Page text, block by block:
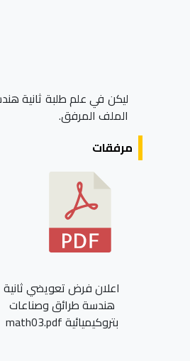
الملف المرفق.
مرفقات
اعلان فرض تعويضي ثانية
هندسة طرائق وصناعات
بتروكيميائية math03.pdf